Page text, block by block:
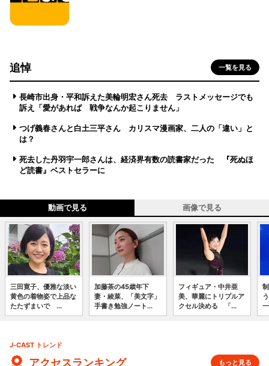
追悼 一覧を見る
長崎市出身・平和訴えた美輪明宏さん死去 ラストメッセージでも
訴え「愛があれば 戦争なんか起こりません」
つげ義春さんと白土三平さん カリスマ漫画家、二人の「違い」と
は？
死去した丹羽宇一郎さんは、経済界有数の読書家だった 『死ぬほ
ど読書』ベストセラーに
動画で見る 画像で見る
三田寛子、優雅な淡い
黄色の着物姿で上品な
たたずまいで ...
加藤茶の45歳年下
妻・綾菜、「美文字」
手書き勉強ノート...
フィギュア・中井亜
美、華麗にトリプルア
クセル決める 「...
J-CAST トレンド
アクセスランキング もっと見る